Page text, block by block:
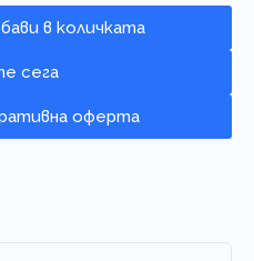
в количката
сега
оферта